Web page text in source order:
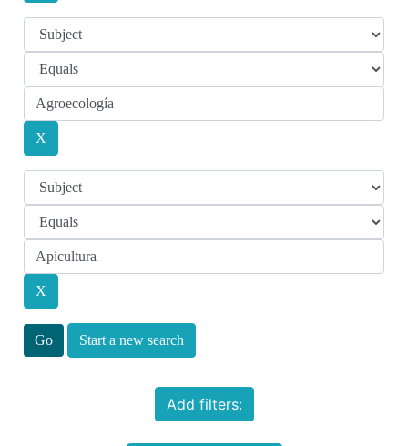
Start a new search
Add filters: